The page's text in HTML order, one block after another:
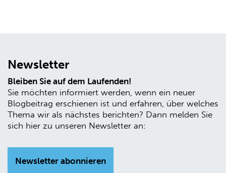
Newsletter
Bleiben Sie auf dem Laufenden!
Sie möchten informiert werden, wenn ein neuer
Blogbeitrag erschienen ist und erfahren, über welches
Thema wir als nächstes berichten? Dann melden Sie
sich hier zu unseren Newsletter an:
Newsletter abonnieren